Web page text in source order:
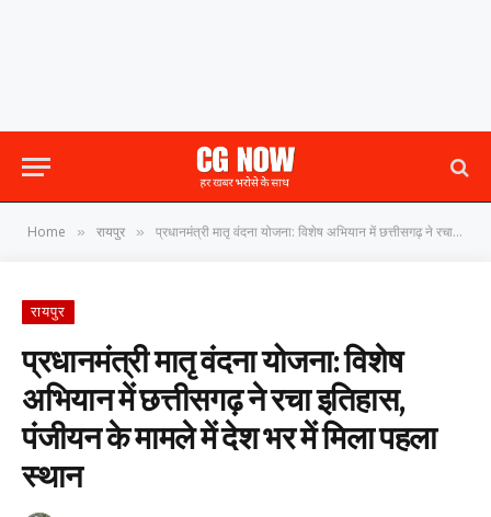
Home » रायपुर » प्रधानमंत्री मातृ वंदना योजना: विशेष अभियान में छत्तीसगढ़ ने रचा इतिहास, पंजीयन के मामले में देश भर में मिला पहला स्थान
रायपुर
प्रधानमंत्री मातृ वंदना योजना: विशेष
अभियान में छत्तीसगढ़ ने रचा इतिहास,
पंजीयन के मामले में देश भर में मिला पहला
स्थान